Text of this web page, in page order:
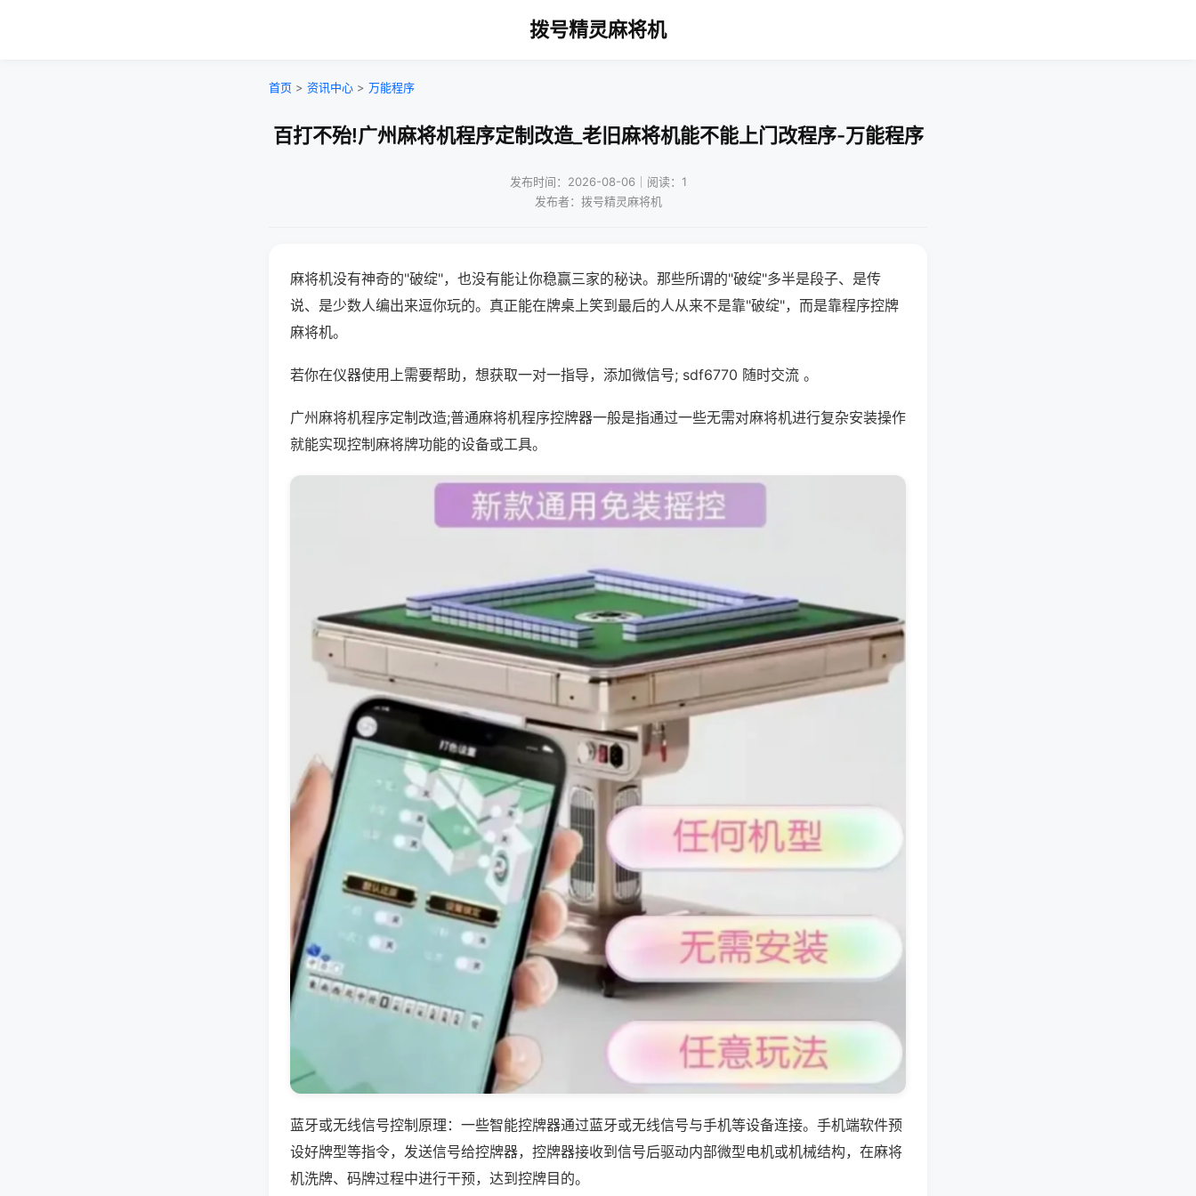
拨号精灵麻将机
首页 > 资讯中心 > 万能程序
百打不殆!广州麻将机程序定制改造_老旧麻将机能不能上门改程序-万能程序
发布时间：2026-08-06｜阅读：1
发布者：拨号精灵麻将机
麻将机没有神奇的"破绽"，也没有能让你稳赢三家的秘诀。那些所谓的"破绽"多半是段子、是传
说、是少数人编出来逗你玩的。真正能在牌桌上笑到最后的人从来不是靠"破绽"，而是靠程序控牌
麻将机。
若你在仪器使用上需要帮助，想获取一对一指导，添加微信号; sdf6770 随时交流 。
广州麻将机程序定制改造;普通麻将机程序控牌器一般是指通过一些无需对麻将机进行复杂安装操作
就能实现控制麻将牌功能的设备或工具。
蓝牙或无线信号控制原理：一些智能控牌器通过蓝牙或无线信号与手机等设备连接。手机端软件预
设好牌型等指令，发送信号给控牌器，控牌器接收到信号后驱动内部微型电机或机械结构，在麻将
机洗牌、码牌过程中进行干预，达到控牌目的。